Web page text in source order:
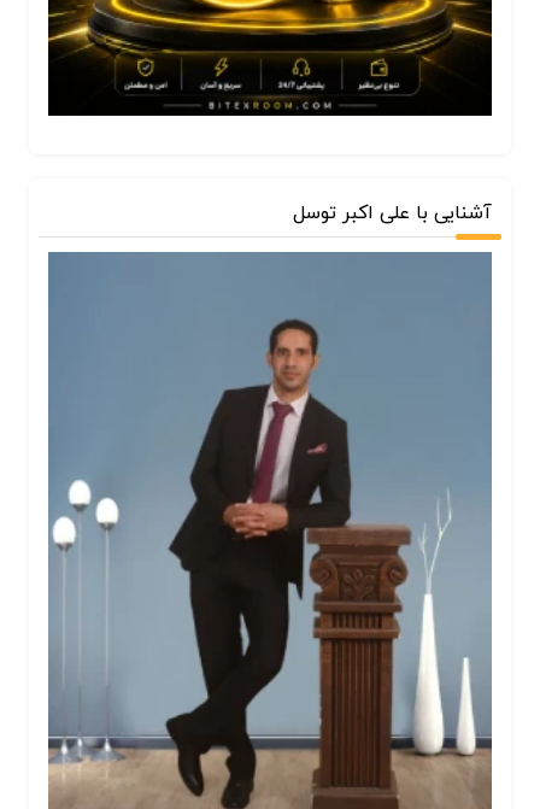
آشنایی با علی اکبر توسل